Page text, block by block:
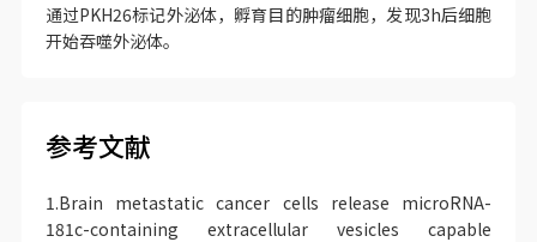
通过PKH26标记外泌体，孵育目的肿瘤细胞，发现3h后细胞
开始吞噬外泌体。
参考文献
1.Brain metastatic cancer cells release microRNA-
181c-containing extracellular vesicles capable